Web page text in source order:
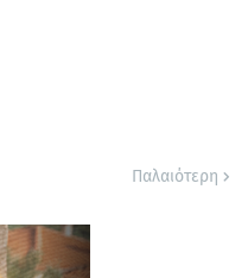
Παλαιότερη